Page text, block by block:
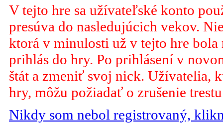
V tejto hre sa užívateľské konto
presúva do nasledujúcich vekov.
ktorá v minulosti už v tejto hre bola
prihlás do hry. Po prihlásení v
štát a zmeniť svoj nick. Užívatelia,
hry, môžu požiadať o zrušenie
Nikdy som nebol registrovaný,